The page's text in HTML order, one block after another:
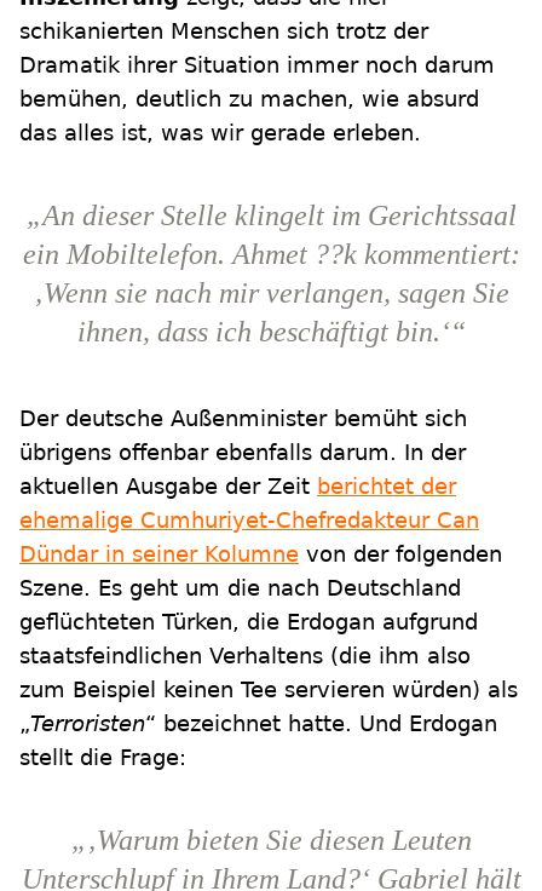
schikanierten Menschen sich trotz der
Dramatik ihrer Situation immer noch darum
bemühen, deutlich zu machen, wie absurd
das alles ist, was wir gerade erleben.
„An dieser Stelle klingelt im Gerichtssaal
ein Mobiltelefon. Ahmet ??k kommentiert:
‚Wenn sie nach mir verlangen, sagen Sie
ihnen, dass ich beschäftigt bin.‘“
Der deutsche Außenminister bemüht sich
übrigens offenbar ebenfalls darum. In der
aktuellen Ausgabe der Zeit berichtet der
ehemalige Cumhuriyet-Chefredakteur Can
Dündar in seiner Kolumne von der folgenden
Szene. Es geht um die nach Deutschland
geflüchteten Türken, die Erdogan aufgrund
staatsfeindlichen Verhaltens (die ihm also
zum Beispiel keinen Tee servieren würden) als
„Terroristen“ bezeichnet hatte. Und Erdogan
stellt die Frage:
„‚Warum bieten Sie diesen Leuten
Unterschlupf in Ihrem Land?‘ Gabriel hält